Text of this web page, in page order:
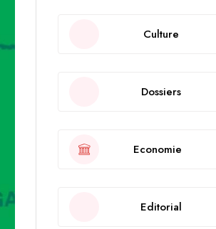
Culture
Dossiers
Economie
Editorial